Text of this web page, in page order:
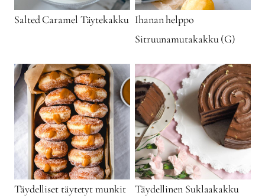
Salted Caramel Täytekakku Ihanan helppo
Sitruunamutakakku (G)
Täydelliset täytetyt munkit Täydellinen Suklaakakku